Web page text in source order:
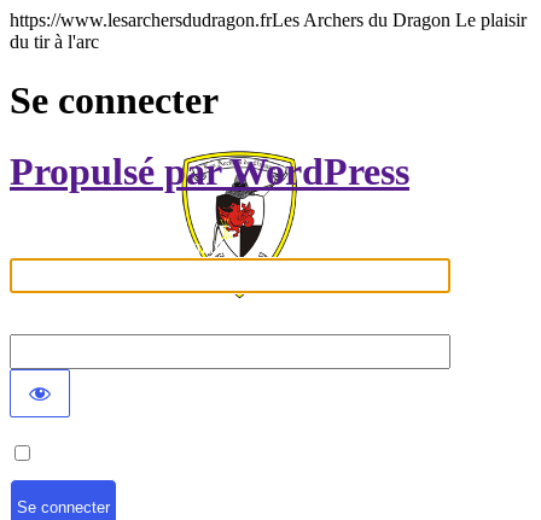
https://www.lesarchersdudragon.frLes Archers du Dragon Le plaisir
du tir à l'arc
Se connecter
Propulsé par WordPress
Identifiant ou adresse e-mail